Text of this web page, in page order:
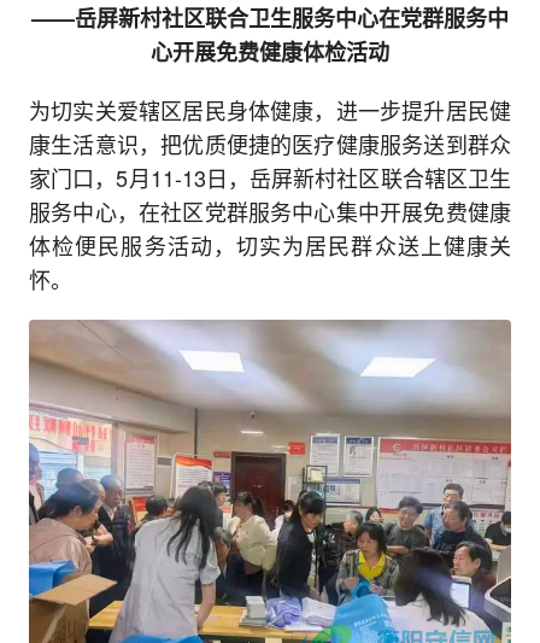
——岳屏新村社区联合卫生服务中心在党群服务中
心开展免费健康体检活动
为切实关爱辖区居民身体健康，进一步提升居民健
康生活意识，把优质便捷的医疗健康服务送到群众
家门口，5月11-13日，岳屏新村社区联合辖区卫生
服务中心，在社区党群服务中心集中开展免费健康
体检便民服务活动，切实为居民群众送上健康关
怀。